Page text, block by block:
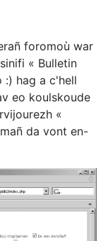
foromoù war
« Bulletin
:) hag a c'hell
eo koulskoude
«
da vont en-